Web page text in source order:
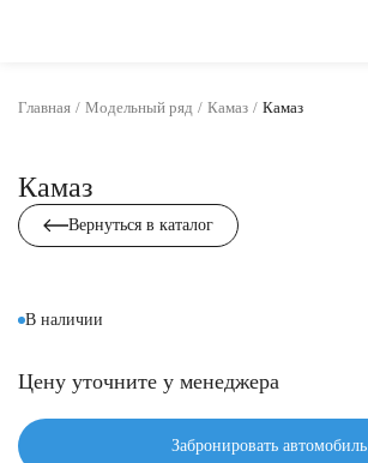
Главная Модельный ряд Камаз Камаз
Камаз
Вернуться в каталог
В наличии
Цену уточните у менеджера
Забронировать автомобиль